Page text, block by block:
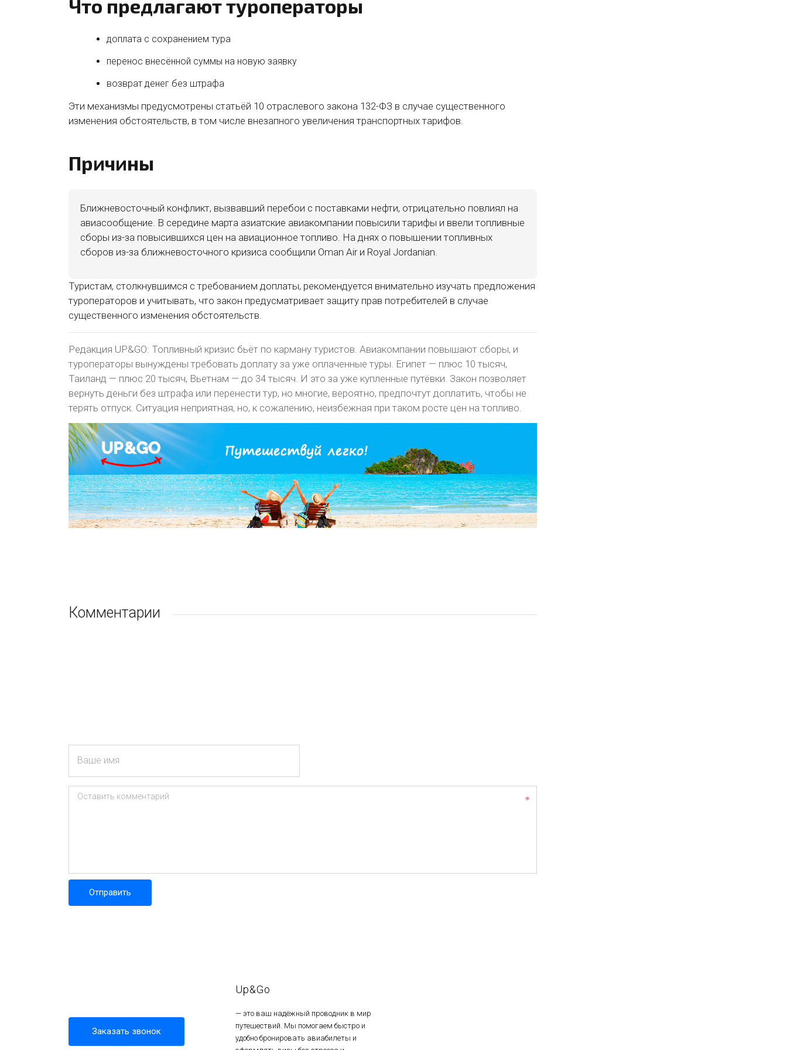
Что предлагают туроператоры
доплата с сохранением тура
перенос внесённой суммы на новую заявку
возврат денег без штрафа
Эти механизмы предусмотрены статьёй 10 отраслевого закона 132-ФЗ в случае существенного
изменения обстоятельств, в том числе внезапного увеличения транспортных тарифов.
Причины
Ближневосточный конфликт, вызвавший перебои с поставками нефти, отрицательно повлиял на
авиасообщение. В середине марта азиатские авиакомпании повысили тарифы и ввели топливные
сборы из-за повысившихся цен на авиационное топливо. На днях о повышении топливных
сборов из-за ближневосточного кризиса сообщили Oman Air и Royal Jordanian.
Туристам, столкнувшимся с требованием доплаты, рекомендуется внимательно изучать предложения
туроператоров и учитывать, что закон предусматривает защиту прав потребителей в случае
существенного изменения обстоятельств.
Редакция UP&GO: Топливный кризис бьёт по карману туристов. Авиакомпании повышают сборы, и
туроператоры вынуждены требовать доплату за уже оплаченные туры. Египет — плюс 10 тысяч,
Таиланд — плюс 20 тысяч, Вьетнам — до 34 тысяч. И это за уже купленные путёвки. Закон позволяет
вернуть деньги без штрафа или перенести тур, но многие, вероятно, предпочтут доплатить, чтобы не
терять отпуск. Ситуация неприятная, но, к сожалению, неизбежная при таком росте цен на топливо.
Комментарии
Ваше имя
Оставить комментарий
Отправить
Заказать звонок
Up&Go
— это ваш надёжный проводник в мир
путешествий. Мы помогаем быстро и
удобно бронировать авиабилеты и